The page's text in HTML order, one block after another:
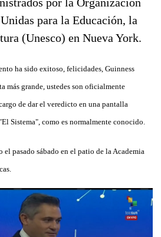
ha sido exitoso, felicidades, Guinness
más grande, ustedes son oficialmente
de dar el veredicto en una pantalla
Sistema", como es normalmente conocido.
pasado sábado en el patio de la Academia